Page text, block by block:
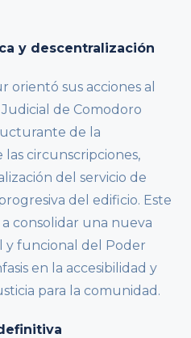
y descentralización
orientó sus acciones al
de Comodoro
de la
circunscripciones,
del servicio de
del edificio. Este
consolidar una nueva
y funcional del Poder
en la accesibilidad y
para la comunidad.